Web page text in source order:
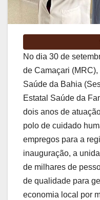
No dia 30 de
de Camaçari
Saúde da Bahia
Estatal Saúde da
dois anos de
polo de cuidado
empregos para a
inauguração, a
de milhares de
de qualidade para
economia local por